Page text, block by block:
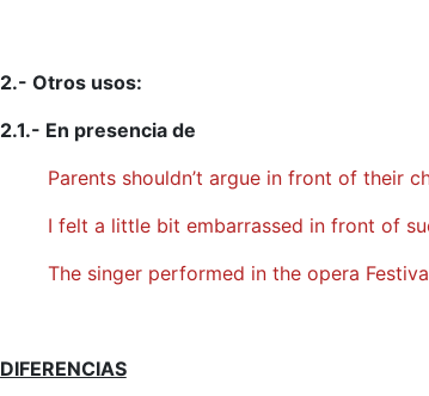
2.- Otros usos:
2.1.- En presencia de
Parents shouldn’t argue in front of their
I felt a little bit embarrassed in front of
The singer performed in the opera
DIFERENCIAS